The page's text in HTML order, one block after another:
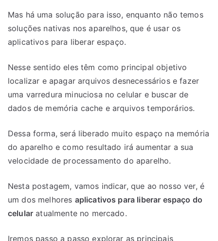
Mas há uma solução para isso, enquanto não temos
soluções nativas nos aparelhos, que é usar os
aplicativos para liberar espaço.
Nesse sentido eles têm como principal objetivo
localizar e apagar arquivos desnecessários e fazer
uma varredura minuciosa no celular e buscar de
dados de memória cache e arquivos temporários.
Dessa forma, será liberado muito espaço na memória
do aparelho e como resultado irá aumentar a sua
velocidade de processamento do aparelho.
Nesta postagem, vamos indicar, que ao nosso ver, é
um dos melhores aplicativos para liberar espaço do
celular atualmente no mercado.
Iremos passo a passo explorar as principais